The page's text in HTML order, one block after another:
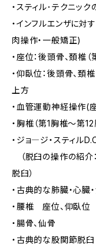
・スティル･テクニック
・インフルエンザに
肉操作・一般矯正)
・座位：後頭骨、頚椎
・仰臥位：後頭骨、頚
上方
・血管運動神経操作(
・胸椎（第1胸椎～第12
・ジョ―ジ・スティル
（脱臼の操作の紹介
脱臼）
・古典的な肺臓・心臓
・腰椎 座位、仰臥位
・腸骨、仙骨
・古典的な股関節脱臼